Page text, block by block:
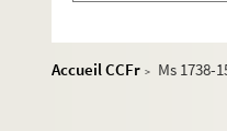
Accueil CCFr >
Ms 1738-
Ms 1738-